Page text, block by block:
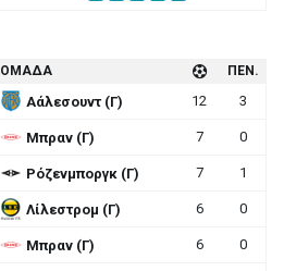
ΟΜΑΔΑ ΠΕΝ.
Αάλεσουντ (Γ) 12 3
Μπραν (Γ) 7 0
Ρόζενμποργκ (Γ) 7 1
Λίλεστρομ (Γ) 6 0
Μπραν (Γ) 6 0